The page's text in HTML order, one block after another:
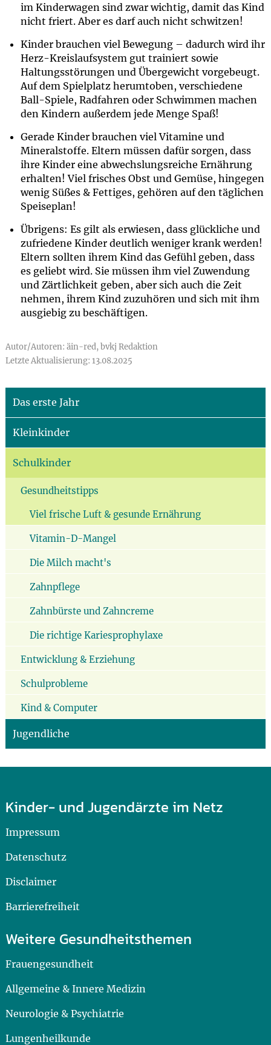
im Kinderwagen sind zwar wichtig, damit das Kind
nicht friert. Aber es darf auch nicht schwitzen!
Kinder brauchen viel Bewegung – dadurch wird ihr
Herz-Kreislaufsystem gut trainiert sowie
Haltungsstörungen und Übergewicht vorgebeugt.
Auf dem Spielplatz herumtoben, verschiedene
Ball-Spiele, Radfahren oder Schwimmen machen
den Kindern außerdem jede Menge Spaß!
Gerade Kinder brauchen viel Vitamine und
Mineralstoffe. Eltern müssen dafür sorgen, dass
ihre Kinder eine abwechslungsreiche Ernährung
erhalten! Viel frisches Obst und Gemüse, hingegen
wenig Süßes & Fettiges, gehören auf den täglichen
Speiseplan!
Übrigens: Es gilt als erwiesen, dass glückliche und
zufriedene Kinder deutlich weniger krank werden!
Eltern sollten ihrem Kind das Gefühl geben, dass
es geliebt wird. Sie müssen ihm viel Zuwendung
und Zärtlichkeit geben, aber sich auch die Zeit
nehmen, ihrem Kind zuzuhören und sich mit ihm
ausgiebig zu beschäftigen.
Autor/Autoren: äin-red, bvkj Redaktion
Letzte Aktualisierung: 13.08.2025
Das erste Jahr
Kleinkinder
Schulkinder
Gesundheitstipps
Viel frische Luft & gesunde Ernährung
Vitamin-D-Mangel
Die Milch macht's
Zahnpflege
Zahnbürste und Zahncreme
Die richtige Kariesprophylaxe
Entwicklung & Erziehung
Schulprobleme
Kind & Computer
Jugendliche
Kinder- und Jugendärzte im Netz
Impressum
Datenschutz
Disclaimer
Barrierefreiheit
Weitere Gesundheitsthemen
Frauengesundheit
Allgemeine & Innere Medizin
Neurologie & Psychiatrie
Lungenheilkunde